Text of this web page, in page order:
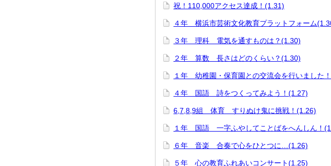
祝！110,000アクセス達成！(1.31)
４年 横浜市芸術文化教育プラットフォーム
３年 理科 電気を通すものは？(1.30)
２年 算数 長さはどのくらい？(1.30)
１年 幼稚園・保育園との交流会を行いました
４年 国語 詩をつくってみよう！(1.27)
6,7,8,9組 体育 すりぬけ鬼に挑戦！(1.26)
１年 国語 一字ふやしてことばをへんしん！
６年 音楽 合奏で心をひとつに…(1.26)
５年 心の教育ふれあいコンサート(1.25)